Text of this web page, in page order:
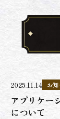
2025.11.14 お
アプリケー
について